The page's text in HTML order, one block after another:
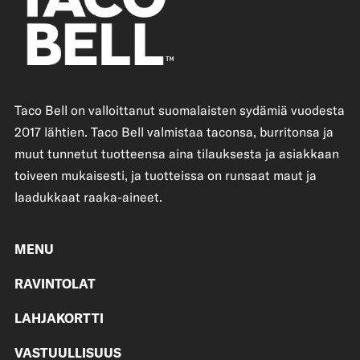
Taco Bell on valloittanut suomalaisten sydämiä vuodesta
2017 lähtien. Taco Bell valmistaa taconsa, burritonsa ja
muut tunnetut tuotteensa aina tilauksesta ja asiakkaan
toiveen mukaisesti, ja tuotteissa on runsaat maut ja
laadukkaat raaka-aineet.
MENU
RAVINTOLAT
LAHJAKORTTI
VASTUULLISUUS